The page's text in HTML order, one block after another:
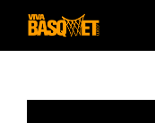
Saltar